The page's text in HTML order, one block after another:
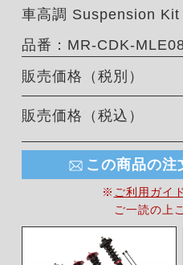
車高調 Suspension
品番：MR-CDK-
販売価格（税別）
販売価格（税込）
この商品の注
※ ご利用ガイ
ご一読の上